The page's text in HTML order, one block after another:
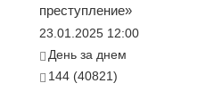
преступление»
23.01.2025 12:00
День за днем
144 (40821)